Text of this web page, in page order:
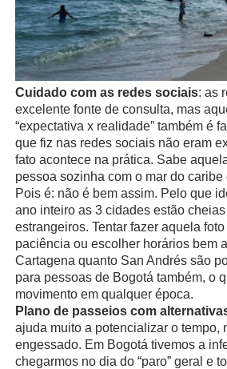
Cuidado com as redes sociais: as
excelente fonte de consulta, mas
“expectativa x realidade” também é
que fiz nas redes sociais não eram
fato acontece na prática. Sabe
pessoa sozinha com o mar do
Pois é: não é bem assim. Pelo que
ano inteiro as 3 cidades estão
estrangeiros. Tentar fazer aquela
paciência ou escolher horários bem
Cartagena quanto San Andrés são
para pessoas de Bogotá também, o
movimento em qualquer época.
Plano de passeios com
ajuda muito a potencializar o tempo,
engessado. Em Bogotá tivemos a
chegarmos no dia do “paro” geral e